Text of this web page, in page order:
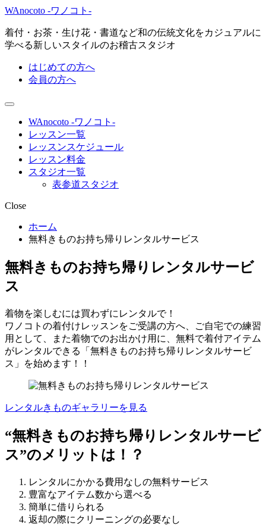
WAnocoto -ワノコト-
着付・お茶・生け花・書道など和の伝統文化をカジュアルに
学べる新しいスタイルのお稽古スタジオ
はじめての方へ
会員の方へ
WAnocoto -ワノコト-
レッスン一覧
レッスンスケジュール
レッスン料金
スタジオ一覧
表参道スタジオ
Close
ホーム
無料きものお持ち帰りレンタルサービス
無料きものお持ち帰りレンタルサービ
ス
着物を楽しむには買わずにレンタルで！
ワノコトの着付けレッスンをご受講の方へ、ご自宅での練習
用として、また着物でのお出かけ用に、無料で着付アイテム
がレンタルできる「無料きものお持ち帰りレンタルサービ
ス」を始めます！！
レンタルきものギャラリーを見る
“無料きものお持ち帰りレンタルサービ
ス”のメリットは！？
レンタルにかかる費用なしの無料サービス
豊富なアイテム数から選べる
簡単に借りられる
返却の際にクリーニングの必要なし